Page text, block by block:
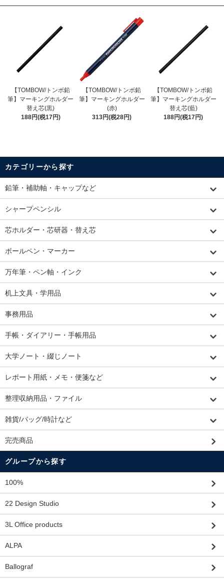
【TOMBOW/トンボ鉛
筆】マーキングホルダー
替え芯(黒)
188円(税17円)
【TOMBOW/トンボ鉛
筆】マーキングホルダー
(赤)
313円(税28円)
【TOMBOW/トンボ鉛
筆】マーキングホルダー
替え芯(藍)
188円(税17円)
カテゴリーから探す
鉛筆・補助軸・キャップなど
シャープペンシル
芯ホルダー・芯研器・替え芯
ボールペン・マーカー
万年筆・ペン軸・インク
机上文具・学用品
事務用品
手帳・ダイアリー・手帳用品
大学ノート・綴じノート
レポート用紙・メモ・便箋など
整理収納用品・ファイル
雑貨/バッグ/時計など
完売商品
グループから探す
100%
22 Design Studio
3L Office products
ALPA
Ballograf